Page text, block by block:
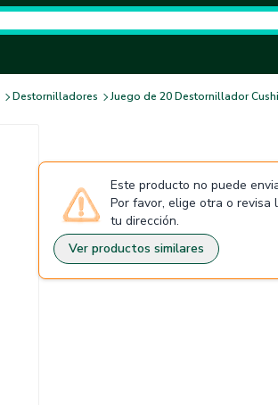
Destornilladores Juego de 20 Destornillador
Este producto no puede
Por favor, elige otra o revisa
tu dirección.
Ver productos similares